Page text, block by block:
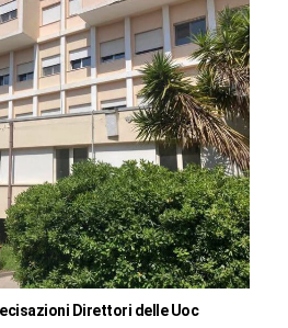
Direttori delle Uoc